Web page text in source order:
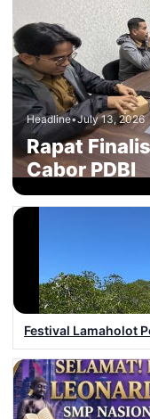
Headline•July 13, 2026
Rapat
Cabor PDBI
Festival Lamaholot